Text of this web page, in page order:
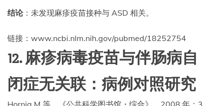
结论：未发现麻疹疫苗接种与 ASD 相关。
链接：www.ncbi.nlm.nih.gov/pubmed/18252754
12. 麻疹病毒疫苗与伴肠病自
闭症无关联：病例对照研究
Hornig M 等，《公共科学图书馆・综合》，2008 年；3